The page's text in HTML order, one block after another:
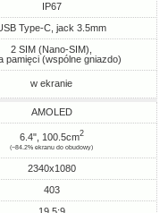
IP67
Type-C, jack 3.5mm
2 SIM (Nano-SIM),
pamięci (wspólne gniazdo)
w ekranie
AMOLED
6.4", 100.5cm2
(~84.2% ekranu do obudowy)
2340x1080
403